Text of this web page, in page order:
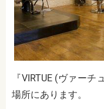
『VIRTUE (ヴァー
場所にあります。